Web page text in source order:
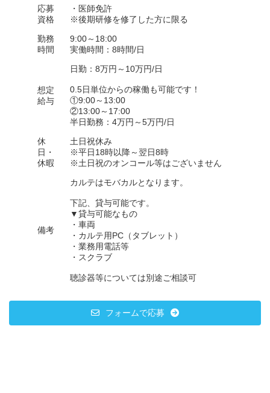
応募
資格
・医師免許
※後期研修を修了した方に限る
勤務
時間
9:00～18:00
実働時間：8時間/日
想定
給与
日勤：8万円～10万円/日
0.5日単位からの稼働も可能です！
①9:00～13:00
②13:00～17:00
半日勤務：4万円～5万円/日
休
日・
休暇
土日祝休み
※平日18時以降～翌日8時
※土日祝のオンコール等はございません
備考
カルテはモバカルとなります。
下記、貸与可能です。
▼貸与可能なもの
・車両
・カルテ用PC（タブレット）
・業務用電話等
・スクラブ
聴診器等については別途ご相談可
フォームで応募